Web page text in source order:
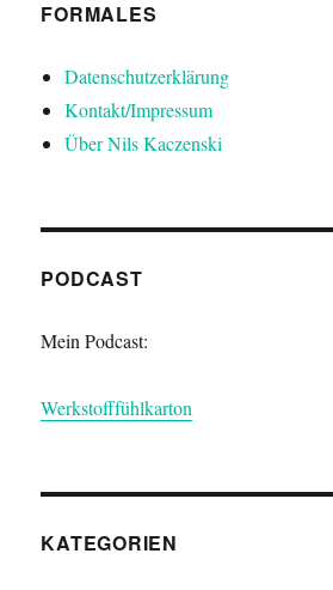
FORMALES
Datenschutzerklärung
Kontakt/Impressum
Über Nils Kaczenski
PODCAST
Mein Podcast:
Werkstofffühlkarton
KATEGORIEN